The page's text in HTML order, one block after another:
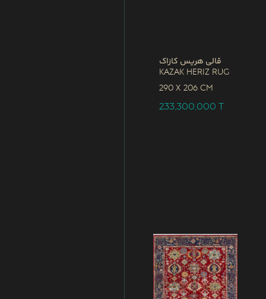
قالی هریس کازاک
Kazak Heriz Rug
290 x 206 CM
233,300,000T